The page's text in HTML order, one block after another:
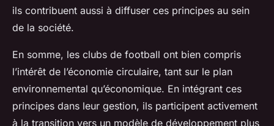
ils contribuent aussi à diffuser ces principes au sein
de la société.
En somme, les clubs de football ont bien compris
l’intérêt de l’économie circulaire, tant sur le plan
environnemental qu’économique. En intégrant ces
principes dans leur gestion, ils participent activement
à la transition vers un modèle de développement plus